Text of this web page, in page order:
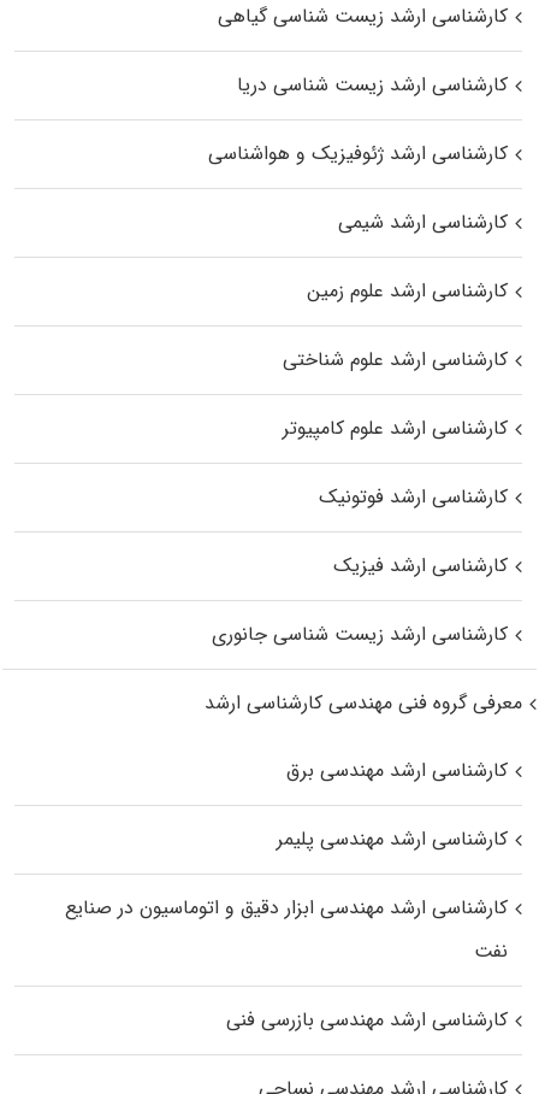
کارشناسی ارشد زیست‌ شناسی گیاهی
کارشناسی ارشد زیست‌ شناسی دریا
کارشناسی ارشد ژئوفیزیک و هواشناسی
کارشناسی ارشد شیمی
کارشناسی ارشد علوم زمین
کارشناسی ارشد علوم شناختی
کارشناسی ارشد علوم کامپیوتر
کارشناسی ارشد فوتونیک
کارشناسی ارشد فیزیک
کارشناسی ارشد زیست‌ شناسی جانوری
معرفی گروه فنی مهندسی کارشناسی ارشد
کارشناسی ارشد مهندسی برق
کارشناسی ارشد مهندسی پلیمر
کارشناسی ارشد مهندسی ابزار دقیق و اتوماسیون در صنایع
نفت
کارشناسی ارشد مهندسی بازرسی فنی